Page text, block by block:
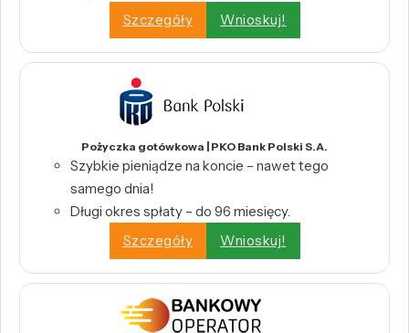
Szczegóły
Wnioskuj!
Pożyczka gotówkowa | PKO Bank Polski S.A.
Szybkie pieniądze na koncie – nawet tego
samego dnia!
Długi okres spłaty – do 96 miesięcy.
Szczegóły
Wnioskuj!